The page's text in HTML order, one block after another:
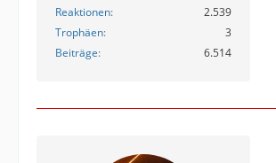
Reaktionen
2.539
Trophäen
3
Beiträge
6.514